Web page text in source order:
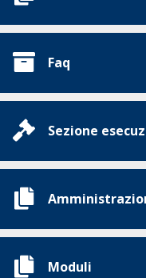
Faq
Sezione
Moduli